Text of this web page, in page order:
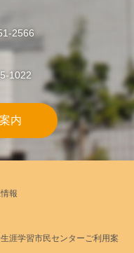
2566
1022
内
報
涯学習市民センターご利用案